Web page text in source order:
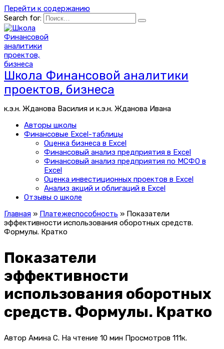
Перейти к содержанию
Search for:
Школа Финансовой аналитики
проектов, бизнеса
к.э.н. Жданова Василия и к.э.н. Жданова Ивана
Авторы школы
Финансовые Excel-таблицы
Оценка бизнеса в Excel
Финансовый анализ предприятия в Excel
Финансовый анализ предприятия по МСФО в
Excel
Оценка инвестиционных проектов в Excel
Анализ акций и облигаций в Excel
Отзывы о школе
Главная » Платежеспособность » Показатели
эффективности использования оборотных средств.
Формулы. Кратко
Показатели
эффективности
использования оборотных
средств. Формулы. Кратко
Автор Амина С. На чтение 10 мин Просмотров 111к.